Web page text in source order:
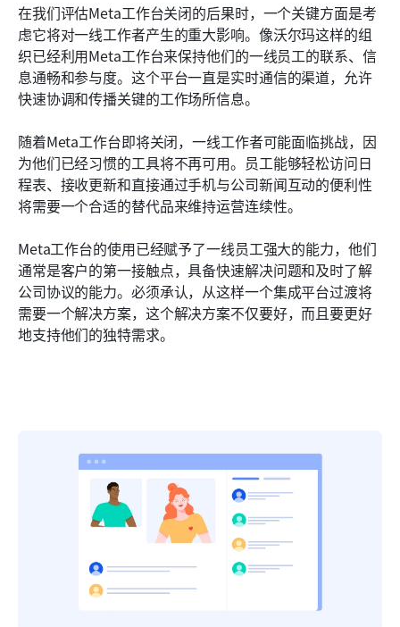
在我们评估Meta工作台关闭的后果时，一个关键方面是考
虑它将对一线工作者产生的重大影响。像沃尔玛这样的组
织已经利用Meta工作台来保持他们的一线员工的联系、信
息通畅和参与度。这个平台一直是实时通信的渠道，允许
快速协调和传播关键的工作场所信息。
随着Meta工作台即将关闭，一线工作者可能面临挑战，因
为他们已经习惯的工具将不再可用。员工能够轻松访问日
程表、接收更新和直接通过手机与公司新闻互动的便利性
将需要一个合适的替代品来维持运营连续性。
Meta工作台的使用已经赋予了一线员工强大的能力，他们
通常是客户的第一接触点，具备快速解决问题和及时了解
公司协议的能力。必须承认，从这样一个集成平台过渡将
需要一个解决方案，这个解决方案不仅要好，而且要更好
地支持他们的独特需求。